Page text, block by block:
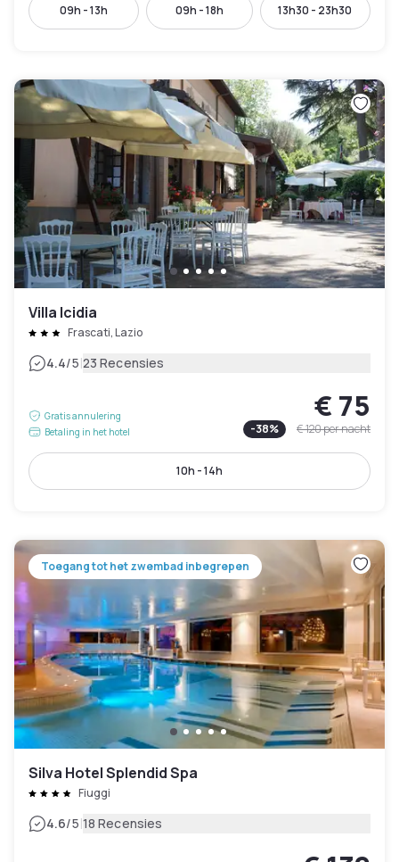
09h - 13h 09h - 18h 13h30 - 23h30
Villa Icidia
Frascati, Lazio
4.4/5|23 Recensies
Gratis annulering
Betaling in het hotel
€ 75
-38% € 120per nacht
10h - 14h
Toegang tot het zwembad inbegrepen
Silva Hotel Splendid Spa
Fiuggi
4.6/5|18 Recensies